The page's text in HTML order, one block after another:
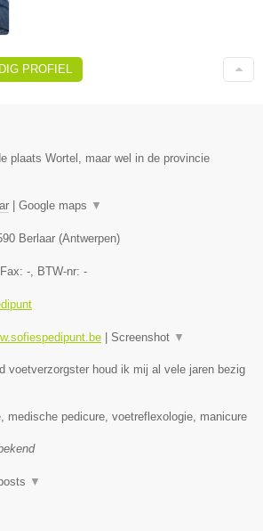
PROFIEL
plaats Wortel, maar wel in de provincie
Google maps ▼
Berlaar (Antwerpen)
-, BTW-nr: -
Screenshot ▼
voetverzorgster houd ik mij al vele jaren bezig
medische pedicure, voetreflexologie, manicure
▼